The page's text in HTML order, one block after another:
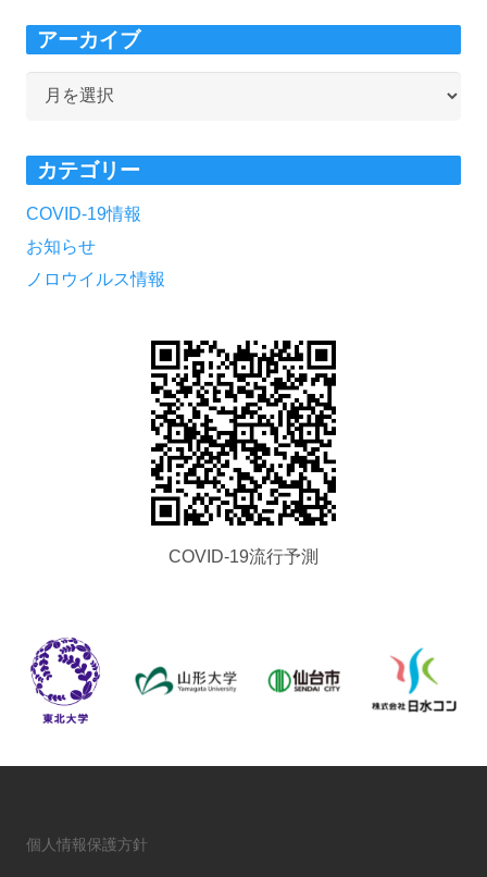
アーカイブ
イ
ブ
カテゴリー
COVID-19情報
お知らせ
ノロウイルス情報
COVID-19流行予測
個人情報保護方針